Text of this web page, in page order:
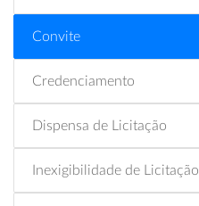
Convite
Credenciamento
Dispensa de Licitação
Inexigibilidade de Licitação